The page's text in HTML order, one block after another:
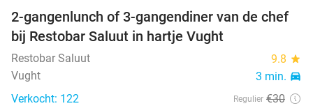
40%
2-gangenlunch of 3-gangendiner van de chef
bij Restobar Saluut in hartje Vught
Restobar Saluut 9.8 star
Vught 3 min. directions_car
Verkocht: 122 Regulier €30